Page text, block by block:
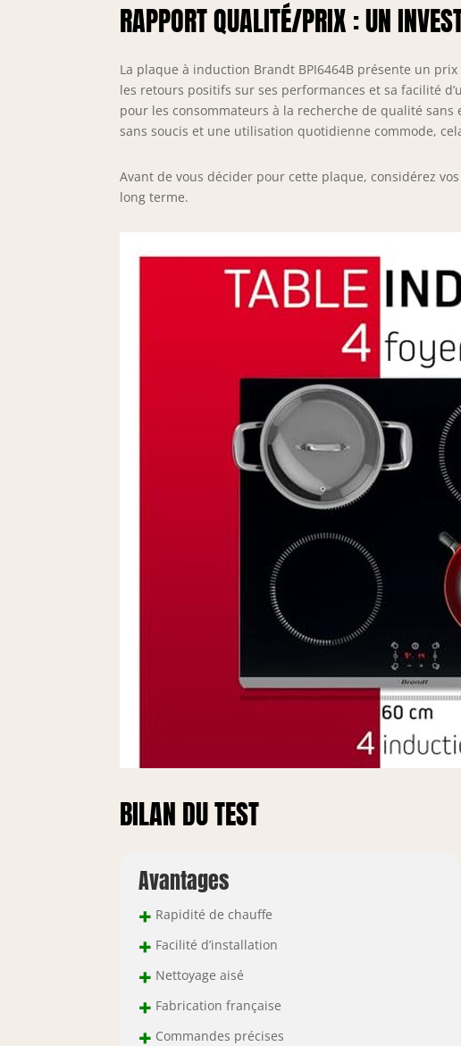
RAPPORT QUALITÉ/PRIX : UN
La plaque à induction Brandt BPI6464B présente un
les retours positifs sur ses performances et sa facilité
pour les consommateurs à la recherche de qualité
sans soucis et une utilisation quotidienne commode,
Avant de vous décider pour cette plaque, considérez
long terme.
BILAN DU TEST
Avantages
+ Rapidité de chauffe
+ Facilité d’installation
+ Nettoyage aisé
+ Fabrication française
+ Commandes précises